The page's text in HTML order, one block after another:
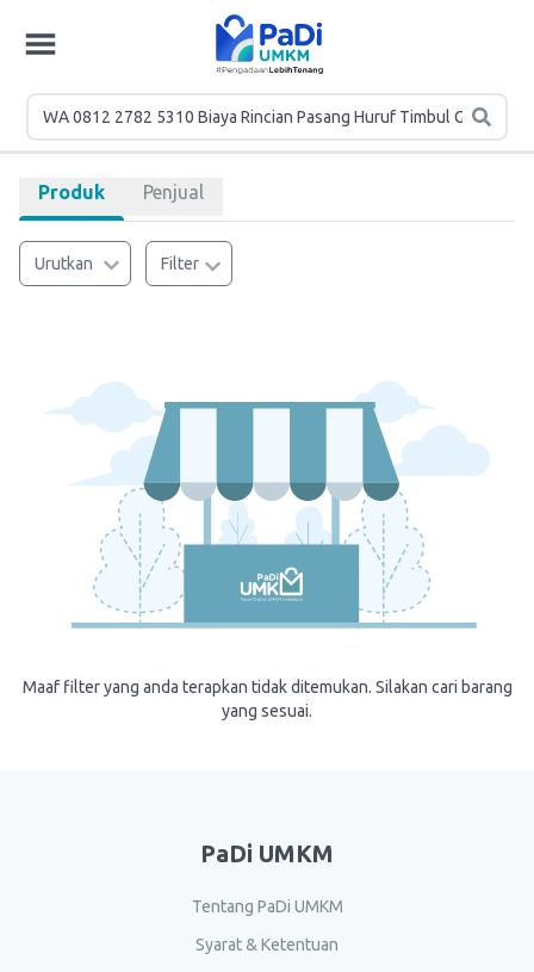
Produk Penjual
Urutkan Filter
Maaf filter yang anda terapkan tidak ditemukan. Silakan cari barang
yang sesuai.
PaDi UMKM
Tentang PaDi UMKM
Syarat & Ketentuan